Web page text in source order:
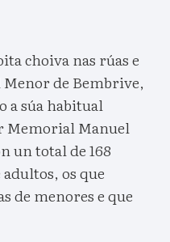
choiva nas rúas e
Menor de Bembrive,
a súa habitual
Memorial Manuel
un total de 168
os que
de menores e que